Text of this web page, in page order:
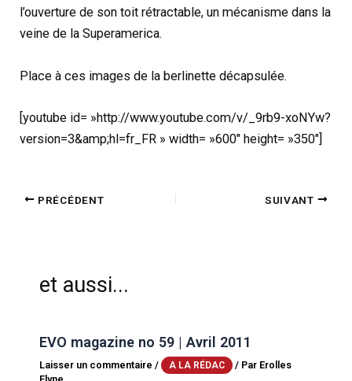
l’ouverture de son toit rétractable, un mécanisme dans la
veine de la Superamerica.
Place à ces images de la berlinette décapsulée.
[youtube id= »http://www.youtube.com/v/_9rb9-xoNYw?
version=3&amp;hl=fr_FR » width= »600″ height= »350″]
PRÉCÉDENT SUIVANT
et aussi...
EVO magazine no 59 | Avril 2011
Laisser un commentaire / A LA RÉDAC / Par Erolles